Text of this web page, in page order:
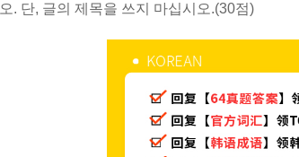
오. 단, 글의 제목을 쓰지 마십시오.(30점)